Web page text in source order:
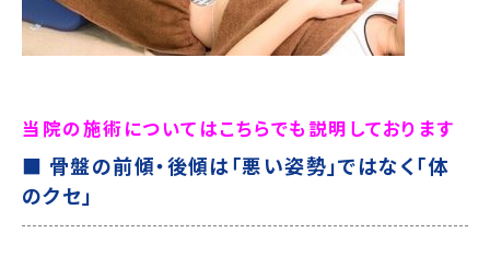
当院の施術についてはこちらでも説明しております
■ 骨盤の前傾・後傾は「悪い姿勢」ではなく「体
のクセ」